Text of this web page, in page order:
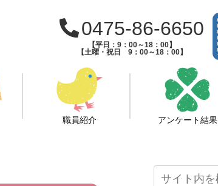
0475-86-6650
【平日：9：00～18：00】
【土曜・祝日 9：00～18：00】
職員紹介 アンケート結果